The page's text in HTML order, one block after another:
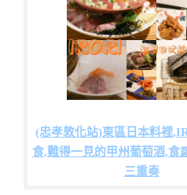
(忠孝敦化站)東區日本料裡
食,難得一見的甲州葡萄酒,食
三重奏